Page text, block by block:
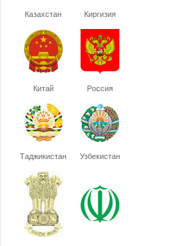
Казахстан Киргизия
Китай Россия
Таджикистан Узбекистан